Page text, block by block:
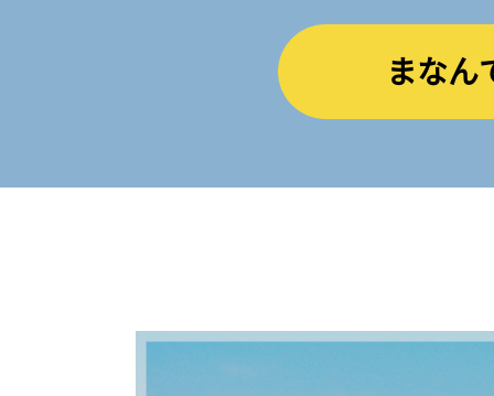
まなん